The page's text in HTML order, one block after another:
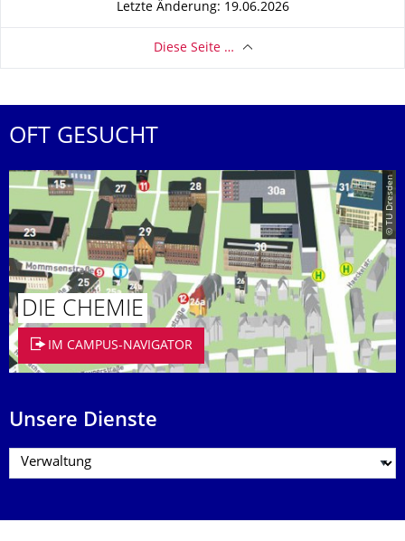
Letzte Änderung: 19.06.2026
Diese Seite …
OFT GESUCHT
© TU Dresden
DIE CHEMIE
IM CAMPUS-NAVIGATOR
Unsere Dienste